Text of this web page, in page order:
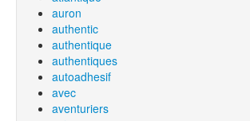
auron
authentic
authentique
authentiques
autoadhesif
avec
aventuriers